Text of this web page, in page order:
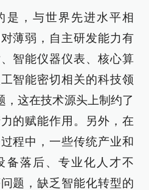
是，与世界先进水平相
薄弱，自主研发能力有
智能仪器仪表、核心算
智能密切相关的科技领
，这在技术源头上制约了
的赋能作用。另外，在
程中，一些传统产业和
备落后、专业化人才不
题，缺乏智能化转型的